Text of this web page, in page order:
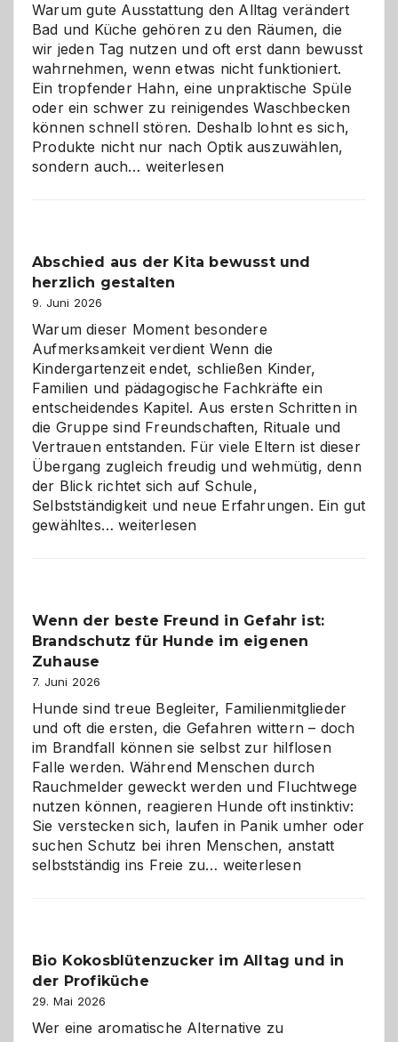
Warum gute Ausstattung den Alltag verändert
Bad und Küche gehören zu den Räumen, die
wir jeden Tag nutzen und oft erst dann bewusst
wahrnehmen, wenn etwas nicht funktioniert.
Ein tropfender Hahn, eine unpraktische Spüle
oder ein schwer zu reinigendes Waschbecken
können schnell stören. Deshalb lohnt es sich,
Produkte nicht nur nach Optik auszuwählen,
sondern auch… Bad
verstehen
weiterlesen
Abschied aus der Kita bewusst und
herzlich gestalten
9. Juni 2026
Warum dieser Moment besondere
Aufmerksamkeit verdient Wenn die
Kindergartenzeit endet, schließen Kinder,
Familien und pädagogische Fachkräfte ein
entscheidendes Kapitel. Aus ersten Schritten in
die Gruppe sind Freundschaften, Rituale und
Vertrauen entstanden. Für viele Eltern ist dieser
Übergang zugleich freudig und wehmütig, denn
der Blick richtet sich auf Schule,
Selbstständigkeit und neue Erfahrungen. Ein gut
gewähltes…Abschied
und
herzlich
weiterlesen
Wenn der beste Freund in Gefahr ist:
Brandschutz für Hunde im eigenen
Zuhause
7. Juni 2026
Hunde sind treue Begleiter, Familienmitglieder
und oft die ersten, die Gefahren wittern – doch
im Brandfall können sie selbst zur hilflosen
Falle werden. Während Menschen durch
Rauchmelder geweckt werden und Fluchtwege
nutzen können, reagieren Hunde oft instinktiv:
Sie verstecken sich, laufen in Panik umher oder
suchen Schutz bei ihren Menschen, anstatt
selbstständig ins Freie zu… Wenn
Gefahr
für
weiterlesen
Bio Kokosblütenzucker im Alltag und in
der Profiküche
29. Mai 2026
Wer eine aromatische Alternative zu